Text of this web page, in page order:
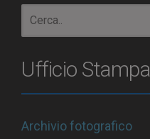
Ufficio Stampa
Archivio fotografico